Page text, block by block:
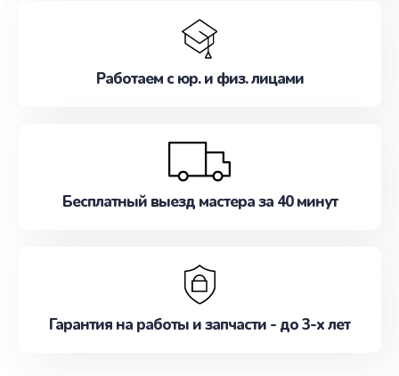
Работаем с юр. и физ. лицами
Бесплатный выезд мастера за 40 минут
Гарантия на работы и запчасти - до 3-х лет